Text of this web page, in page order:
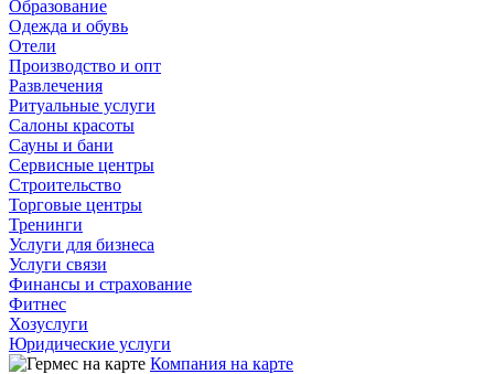
Образование
Одежда и обувь
Отели
Производство и опт
Развлечения
Ритуальные услуги
Салоны красоты
Сауны и бани
Сервисные центры
Строительство
Торговые центры
Тренинги
Услуги для бизнеса
Услуги связи
Финансы и страхование
Фитнес
Хозуслуги
Юридические услуги
Компания на карте